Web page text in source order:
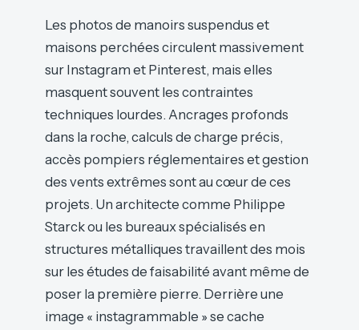
Les photos de manoirs suspendus et
maisons perchées circulent massivement
sur Instagram et Pinterest, mais elles
masquent souvent les contraintes
techniques lourdes. Ancrages profonds
dans la roche, calculs de charge précis,
accès pompiers réglementaires et gestion
des vents extrêmes sont au cœur de ces
projets. Un architecte comme Philippe
Starck ou les bureaux spécialisés en
structures métalliques travaillent des mois
sur les études de faisabilité avant même de
poser la première pierre. Derrière une
image « instagrammable » se cache